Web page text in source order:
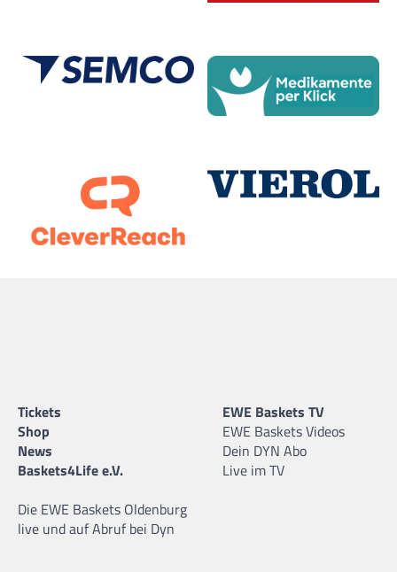
Tickets
Shop
News
Baskets4Life e.V.
Die EWE Baskets Oldenburg
live und auf Abruf bei Dyn
EWE Baskets TV
EWE Baskets Videos
Dein DYN Abo
Live im TV